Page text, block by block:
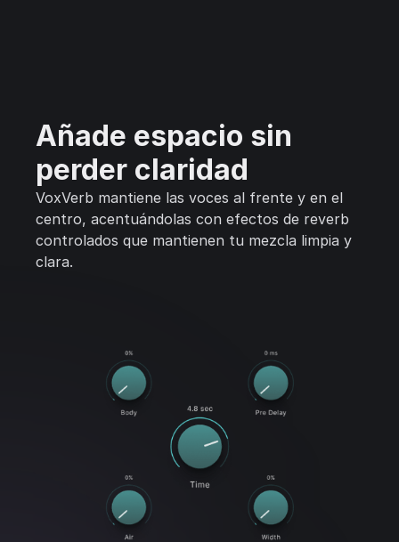
Añade espacio sin
perder claridad
VoxVerb mantiene las voces al frente y en el
centro, acentuándolas con efectos de reverb
controlados que mantienen tu mezcla limpia y
clara.